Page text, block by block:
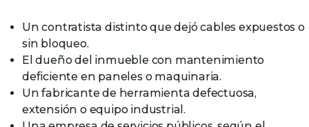
Un contratista distinto que dejó cables expuestos o
sin bloqueo.
El dueño del inmueble con mantenimiento
deficiente en paneles o maquinaria.
Un fabricante de herramienta defectuosa,
extensión o equipo industrial.